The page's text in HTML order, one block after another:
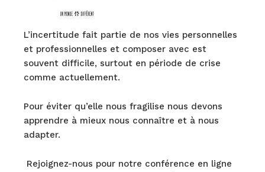
L’incertitude fait partie de nos vies personnelles
et professionnelles et composer avec est
souvent difficile, surtout en période de crise
comme actuellement.
Pour éviter qu’elle nous fragilise nous devons
apprendre à mieux nous connaître et à nous
adapter.
Rejoignez-nous pour notre conférence en ligne